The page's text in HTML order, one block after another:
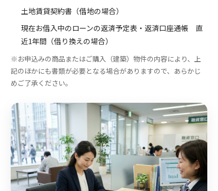
土地賃貸契約書（借地の場合）
現在お借入中のローンの返済予定表・返済口座通帳 直
近1年間（借り換えの場合）
※お申込みの商品またはご購入（建築）物件の内容により、上
記のほかにも書類が必要となる場合がありますので、あらかじ
めご了承ください。